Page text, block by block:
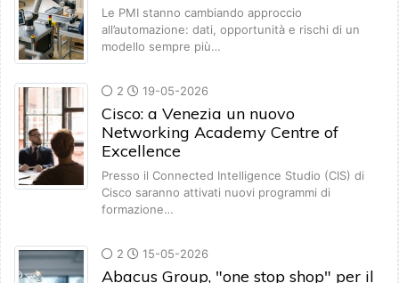
Le PMI stanno cambiando approccio
all’automazione: dati, opportunità e rischi di un
modello sempre più…
2 19-05-2026
Cisco: a Venezia un nuovo
Networking Academy Centre of
Excellence
Presso il Connected Intelligence Studio (CIS) di
Cisco saranno attivati nuovi programmi di
formazione…
2 15-05-2026
Abacus Group, "one stop shop" per il